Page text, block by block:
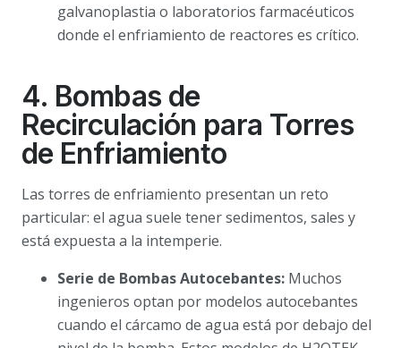
galvanoplastia o laboratorios farmacéuticos
donde el enfriamiento de reactores es crítico.
4. Bombas de
Recirculación para Torres
de Enfriamiento
Las torres de enfriamiento presentan un reto
particular: el agua suele tener sedimentos, sales y
está expuesta a la intemperie.
Serie de Bombas Autocebantes: Muchos
ingenieros optan por modelos autocebantes
cuando el cárcamo de agua está por debajo del